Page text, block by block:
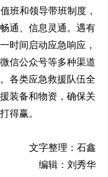
班和领导带班制度，
通、信息灵通。遇有
时间启动应急响应，
信公众号等多种渠道
各类应急救援队伍全
装备和物资，确保关
得赢。
文字整理：石鑫
编辑：刘秀华